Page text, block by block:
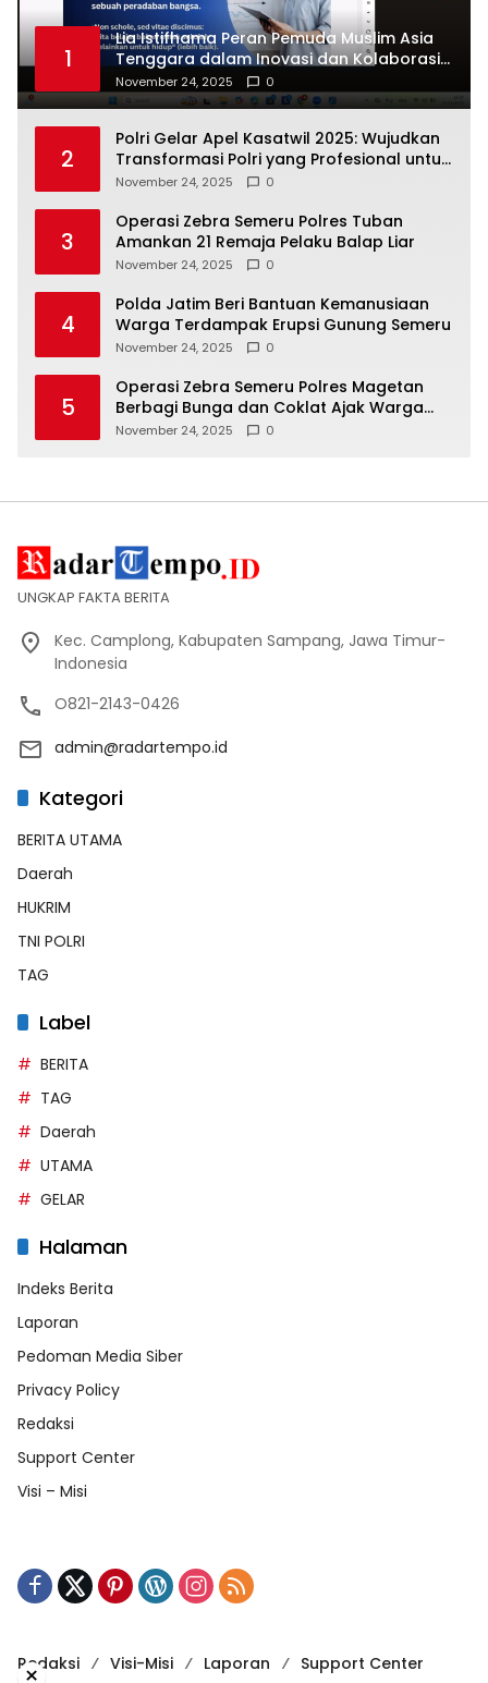
1
Lia Istifhama Peran Pemuda Muslim Asia
Tenggara dalam Inovasi dan Kolaborasi
Internasional
November 24, 2025 0
2
Polri Gelar Apel Kasatwil 2025: Wujudkan
Transformasi Polri yang Profesional untuk
Masyarakat
November 24, 2025 0
3
Operasi Zebra Semeru Polres Tuban
Amankan 21 Remaja Pelaku Balap Liar
November 24, 2025 0
4
Polda Jatim Beri Bantuan Kemanusiaan
Warga Terdampak Erupsi Gunung Semeru
November 24, 2025 0
5
Operasi Zebra Semeru Polres Magetan
Berbagi Bunga dan Coklat Ajak Warga
Tertib Lalin
November 24, 2025 0
UNGKAP FAKTA BERITA
Kec. Camplong, Kabupaten Sampang, Jawa Timur-
Indonesia
O821-2143-0426
admin@radartempo.id
Kategori
BERITA UTAMA
Daerah
HUKRIM
TNI POLRI
TAG
Label
BERITA
TAG
Daerah
UTAMA
GELAR
Halaman
Indeks Berita
Laporan
Pedoman Media Siber
Privacy Policy
Redaksi
Support Center
Visi – Misi
Redaksi Visi-Misi Laporan Support Center
×